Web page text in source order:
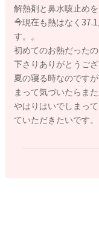
解熱剤と鼻水咳止めを
今現在も熱はなく
す。。
初めてのお熱だった
下さりありがとうご
夏の寝る時なのです
まって気づいたらま
やはりはいでしまっ
ていただきたいです。